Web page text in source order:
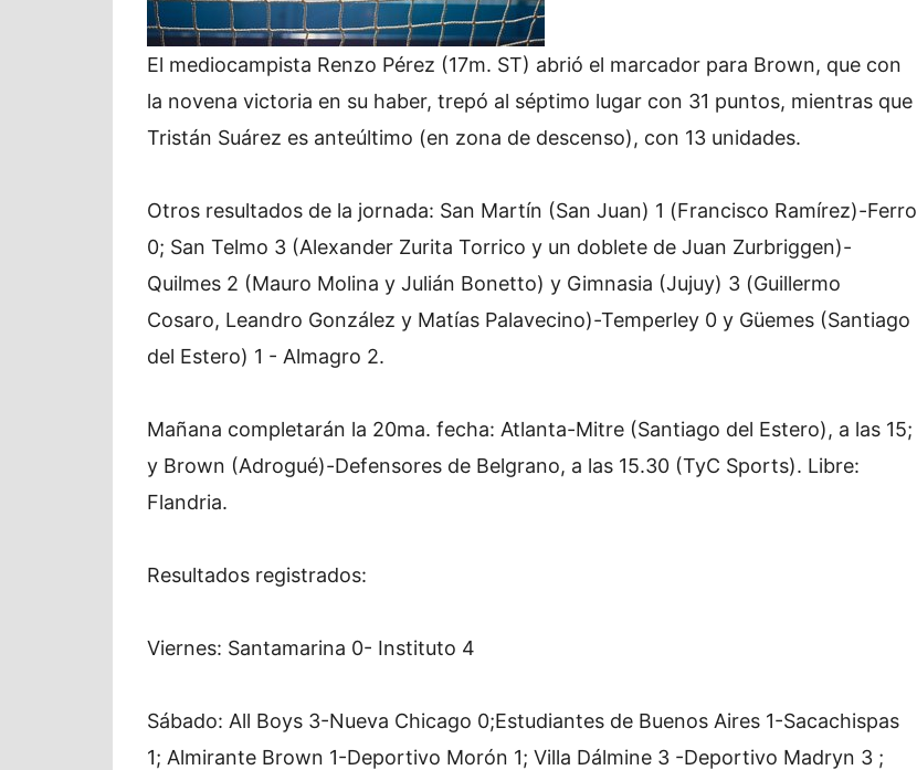
El mediocampista Renzo Pérez (17m. ST) abrió el marcador para Brown, que con
la novena victoria en su haber, trepó al séptimo lugar con 31 puntos, mientras que
Tristán Suárez es anteúltimo (en zona de descenso), con 13 unidades.
Otros resultados de la jornada: San Martín (San Juan) 1 (Francisco Ramírez)-Ferro
0; San Telmo 3 (Alexander Zurita Torrico y un doblete de Juan Zurbriggen)-
Quilmes 2 (Mauro Molina y Julián Bonetto) y Gimnasia (Jujuy) 3 (Guillermo
Cosaro, Leandro González y Matías Palavecino)-Temperley 0 y Güemes (Santiago
del Estero) 1 - Almagro 2.
Mañana completarán la 20ma. fecha: Atlanta-Mitre (Santiago del Estero), a las 15;
y Brown (Adrogué)-Defensores de Belgrano, a las 15.30 (TyC Sports). Libre:
Flandria.
Resultados registrados:
Viernes: Santamarina 0- Instituto 4
Sábado: All Boys 3-Nueva Chicago 0;Estudiantes de Buenos Aires 1-Sacachispas
1; Almirante Brown 1-Deportivo Morón 1; Villa Dálmine 3 -Deportivo Madryn 3 ;